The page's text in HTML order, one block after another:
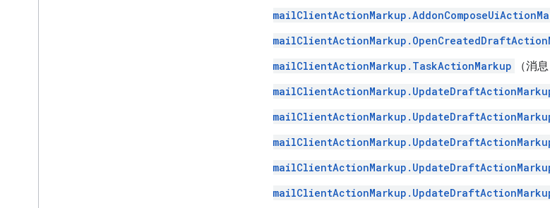
GmailClientActionMarkup.TaskActionMarkup
（消息